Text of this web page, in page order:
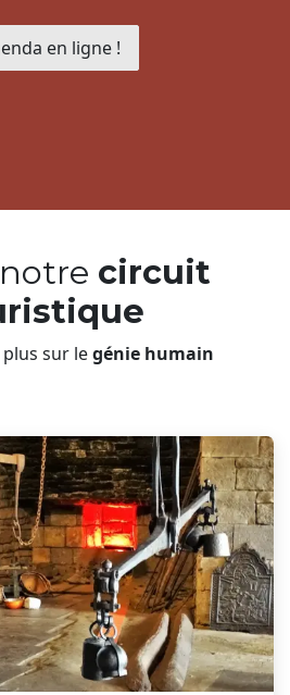
en ligne !
circuit
sur legénie humain